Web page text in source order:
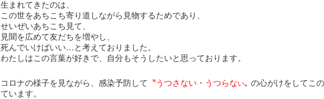
生まれてきたのは、
この世をあちこち寄り道しながら見物するためであり、
せいぜいあちこち見て、
見聞を広めて友だちを増やし、
死んでいけばいい…と考えておりました。
わたしはこの言葉が好きで、自分もそうしたいと思っております。
コロナの様子を見ながら、感染予防して 〝うつさない・うつらない〟 の心がけをしてこ
ています。